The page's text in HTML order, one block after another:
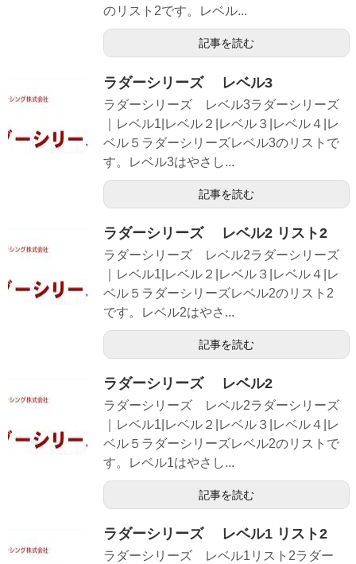
のリスト2です。レベル...
記事を読む
ラダーシリーズ レベル3
ラダーシリーズ レベル3ラダーシリーズ
｜レベル1|レベル２|レベル３|レベル４|レ
ベル５ラダーシリーズレベル3のリストで
す。レベル3はやさし...
記事を読む
ラダーシリーズ レベル2 リスト2
ラダーシリーズ レベル2ラダーシリーズ
｜レベル1|レベル２|レベル３|レベル４|レ
ベル５ラダーシリーズレベル2のリスト2
です。レベル2はやさ...
記事を読む
ラダーシリーズ レベル2
ラダーシリーズ レベル2ラダーシリーズ
｜レベル1|レベル２|レベル３|レベル４|レ
ベル５ラダーシリーズレベル2のリストで
す。レベル1はやさし...
記事を読む
ラダーシリーズ レベル1 リスト2
ラダーシリーズ レベル1リスト2ラダー